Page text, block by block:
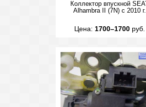
Коллектор впускной SEAT
Alhambra II (7N) с 2010 г.
Цена: 1700–1700руб.